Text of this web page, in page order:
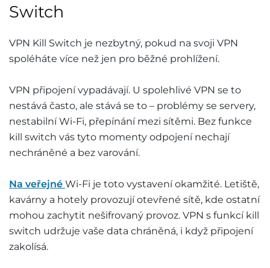
Switch
VPN Kill Switch je nezbytný, pokud na svoji VPN
spoléháte více než jen pro běžné prohlížení.
VPN připojení vypadávají. U spolehlivé VPN se to
nestává často, ale stává se to – problémy se servery,
nestabilní Wi-Fi, přepínání mezi sítěmi. Bez funkce
kill switch vás tyto momenty odpojení nechají
nechráněné a bez varování.
Na veřejné Wi-Fi je toto vystavení okamžité. Letiště,
kavárny a hotely provozují otevřené sítě, kde ostatní
mohou zachytit nešifrovaný provoz. VPN s funkcí kill
switch udržuje vaše data chráněná, i když připojení
zakolísá.